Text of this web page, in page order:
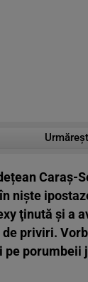
Caraș-
nişte
ţinută şi a
priviri.
pe porumbeii